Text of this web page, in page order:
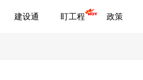
建设通 盯工程 政策